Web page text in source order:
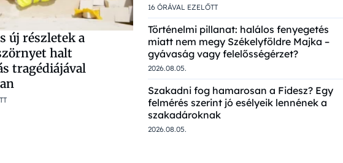
új részletek a
halt
tragédiájával
16 ÓRÁVAL EZELŐTT
Történelmi pillanat: halálos fenyegetés
miatt nem megy Székelyföldre Majka –
gyávaság vagy felelősségérzet?
2026.08.05.
Szakadni fog hamarosan a Fidesz? Egy
felmérés szerint jó esélyeik lennének a
szakadároknak
2026.08.05.